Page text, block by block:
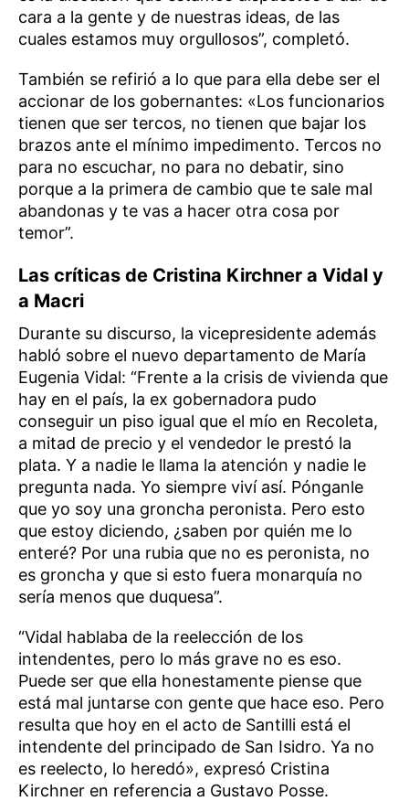
cara a la gente y de nuestras ideas, de las
cuales estamos muy orgullosos”, completó.
También se refirió a lo que para ella debe ser el
accionar de los gobernantes: «Los funcionarios
tienen que ser tercos, no tienen que bajar los
brazos ante el mínimo impedimento. Tercos no
para no escuchar, no para no debatir, sino
porque a la primera de cambio que te sale mal
abandonas y te vas a hacer otra cosa por
temor”.
Las críticas de Cristina Kirchner a Vidal y
a Macri
Durante su discurso, la vicepresidente además
habló sobre el nuevo departamento de María
Eugenia Vidal: “Frente a la crisis de vivienda que
hay en el país, la ex gobernadora pudo
conseguir un piso igual que el mío en Recoleta,
a mitad de precio y el vendedor le prestó la
plata. Y a nadie le llama la atención y nadie le
pregunta nada. Yo siempre viví así. Pónganle
que yo soy una groncha peronista. Pero esto
que estoy diciendo, ¿saben por quién me lo
enteré? Por una rubia que no es peronista, no
es groncha y que si esto fuera monarquía no
sería menos que duquesa”.
“Vidal hablaba de la reelección de los
intendentes, pero lo más grave no es eso.
Puede ser que ella honestamente piense que
está mal juntarse con gente que hace eso. Pero
resulta que hoy en el acto de Santilli está el
intendente del principado de San Isidro. Ya no
es reelecto, lo heredó», expresó Cristina
Kirchner en referencia a Gustavo Posse.